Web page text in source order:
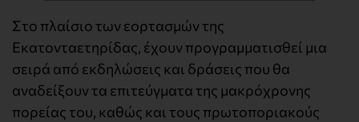
Στο πλαίσιο των εορτασμών της
Εκατονταετηρίδας, έχουν προγραμματισθεί μια
σειρά από εκδηλώσεις και δράσεις που θα
αναδείξουν τα επιτεύγματα της µακρόχρονης
πορείας του, καθώς και τους πρωτοποριακούς